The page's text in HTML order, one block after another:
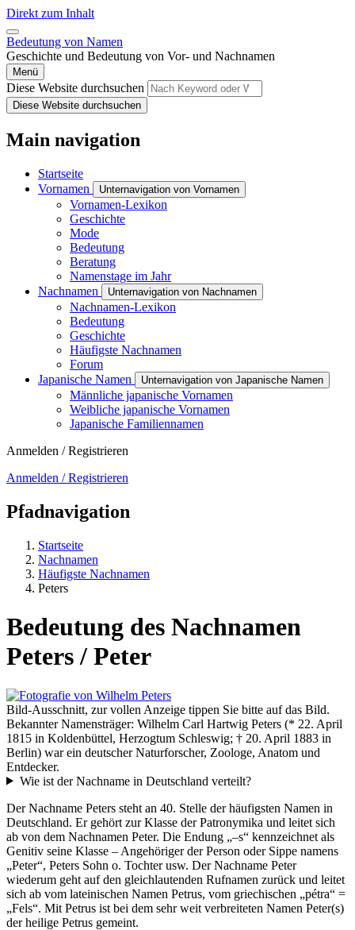
Direkt zum Inhalt
Bedeutung von Namen
Geschichte und Bedeutung von Vor- und Nachnamen
Menü
Diese Website durchsuchen
Diese Website durchsuchen
Main navigation
Startseite
Vornamen
Unternavigation von Vornamen
Vornamen-Lexikon
Geschichte
Mode
Bedeutung
Beratung
Namenstage im Jahr
Nachnamen
Unternavigation von Nachnamen
Nachnamen-Lexikon
Bedeutung
Geschichte
Häufigste Nachnamen
Forum
Japanische Namen
Unternavigation von Japanische Namen
Männliche japanische Vornamen
Weibliche japanische Vornamen
Japanische Familiennamen
Anmelden / Registrieren
Anmelden / Registrieren
Pfadnavigation
Startseite
Nachnamen
Häufigste Nachnamen
Peters
Bedeutung des Nachnamen
Peters / Peter
Bild-Ausschnitt, zur vollen Anzeige tippen Sie bitte auf das Bild.
Bekannter Namensträger: Wilhelm Carl Hartwig Peters (* 22. April
1815 in Koldenbüttel, Herzogtum Schleswig; † 20. April 1883 in
Berlin) war ein deutscher Naturforscher, Zoologe, Anatom und
Entdecker.
Wie ist der Nachname in Deutschland verteilt?
Der Nachname Peters steht an 40. Stelle der häufigsten Namen in
Deutschland. Er gehört zur Klasse der Patronymika und leitet sich
ab von dem Nachnamen Peter. Die Endung „–s“ kennzeichnet als
Genitiv seine Klasse – Angehöriger der Person oder Sippe namens
„Peter“, Peters Sohn o. Tochter usw. Der Nachname Peter
wiederum geht auf den gleichlautenden Rufnamen zurück und leitet
sich ab vom lateinischen Namen Petrus, vom griechischen „pétra“ =
„Fels“. Mit Petrus ist bei dem sehr weit verbreiteten Namen Peter(s)
der heilige Petrus gemeint.